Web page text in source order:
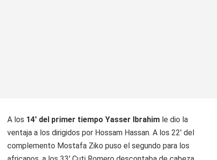
A los 14' del primer tiempo Yasser Ibrahim le dio la
ventaja a los dirigidos por Hossam Hassan. A los 22' del
complemento Mostafa Ziko puso el segundo para los